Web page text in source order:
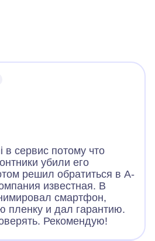
сервис потому что
убили его
решил обратиться в А-
известная. В
смартфон,
пленку и дал гарантию.
Рекомендую!